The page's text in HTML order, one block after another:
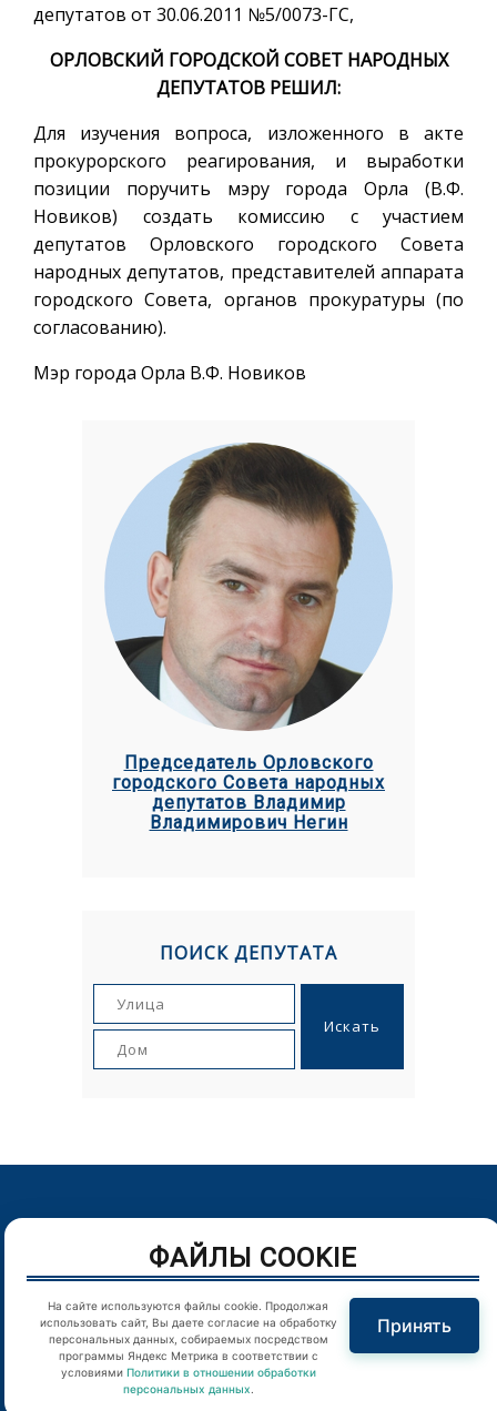
депутатов от 30.06.2011 №5/0073-ГС,
ОРЛОВСКИЙ ГОРОДСКОЙ СОВЕТ НАРОДНЫХ
ДЕПУТАТОВ РЕШИЛ:
Для изучения вопроса, изложенного в акте
прокурорского реагирования, и выработки
позиции поручить мэру города Орла (В.Ф.
Новиков) создать комиссию с участием
депутатов Орловского городского Совета
народных депутатов, представителей аппарата
городского Совета, органов прокуратуры (по
согласованию).
Мэр города Орла В.Ф. Новиков
Председатель Орловского
городского Совета народных
депутатов Владимир
Владимирович Негин
ПОИСК ДЕПУТАТА
Пролетарская гора, д. 1. Телефон: (4862) 43-25-54
Цитирование в Интернете материалов сайта возможно
только при наличии гиперссылки
Отправляя любую форму на сайте, вы соглашаетесь с
Политикой конфиденциальности
ФАЙЛЫ COOKIE
На сайте используются файлы cookie. Продолжая
использовать сайт, Вы даете согласие на обработку
персональных данных, собираемых посредством
программы Яндекс Метрика в соответствии с
условиями Политики в отношении обработки
персональных данных
Принять